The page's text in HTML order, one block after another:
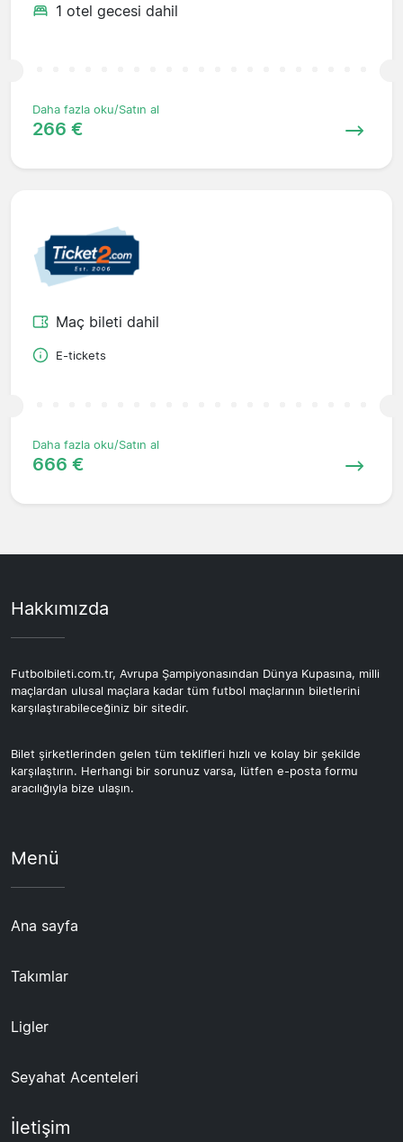
1 otel gecesi dahil
Daha fazla oku/Satın al
266 €
Maç bileti dahil
E-tickets
Daha fazla oku/Satın al
666 €
Hakkımızda
Futbolbileti.com.tr, Avrupa Şampiyonasından Dünya Kupasına, milli
maçlardan ulusal maçlara kadar tüm futbol maçlarının biletlerini
karşılaştırabileceğiniz bir sitedir.
Bilet şirketlerinden gelen tüm teklifleri hızlı ve kolay bir şekilde
karşılaştırın. Herhangi bir sorunuz varsa, lütfen e-posta formu
aracılığıyla bize ulaşın.
Menü
Ana sayfa
Takımlar
Ligler
Seyahat Acenteleri
İletişim